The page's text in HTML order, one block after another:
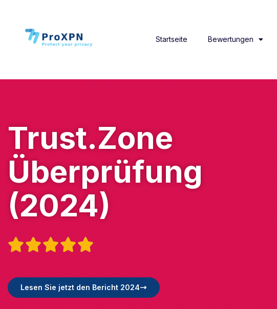
Startseite Bewertungen
Trust.Zone
Überprüfung
(2024)

Lesen Sie jetzt den Bericht 2024